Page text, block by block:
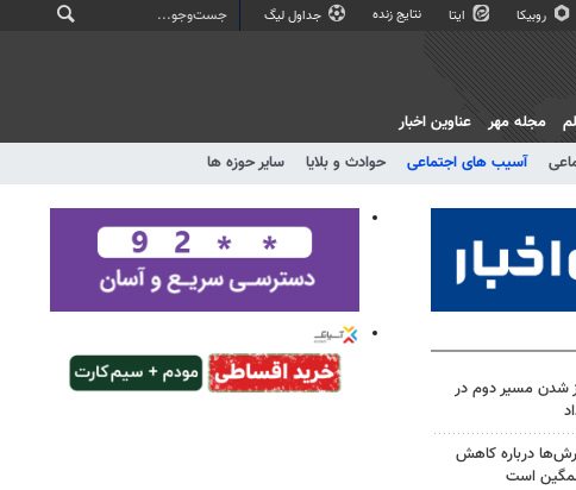
روبیکا ایتا نتایج زنده جداول لیگ
آسیب های اجتماعی حوادث و بلایا سایر حوزه ها
مجله مهر عناوین اخبار
شدن مسیر دوم در
درباره کاهش
است